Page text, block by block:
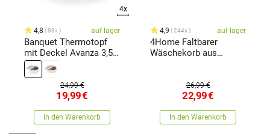
4x
4,8 88x auf lager
Banquet Thermotopf
mit Deckel Avanza 3,5 l,
24,99 €
19,99€
In den Warenkorb
4,9 244x auf lager
4Home Faltbarer
Wäschekorb aus
26,99 €
22,99€
In den Warenkorb